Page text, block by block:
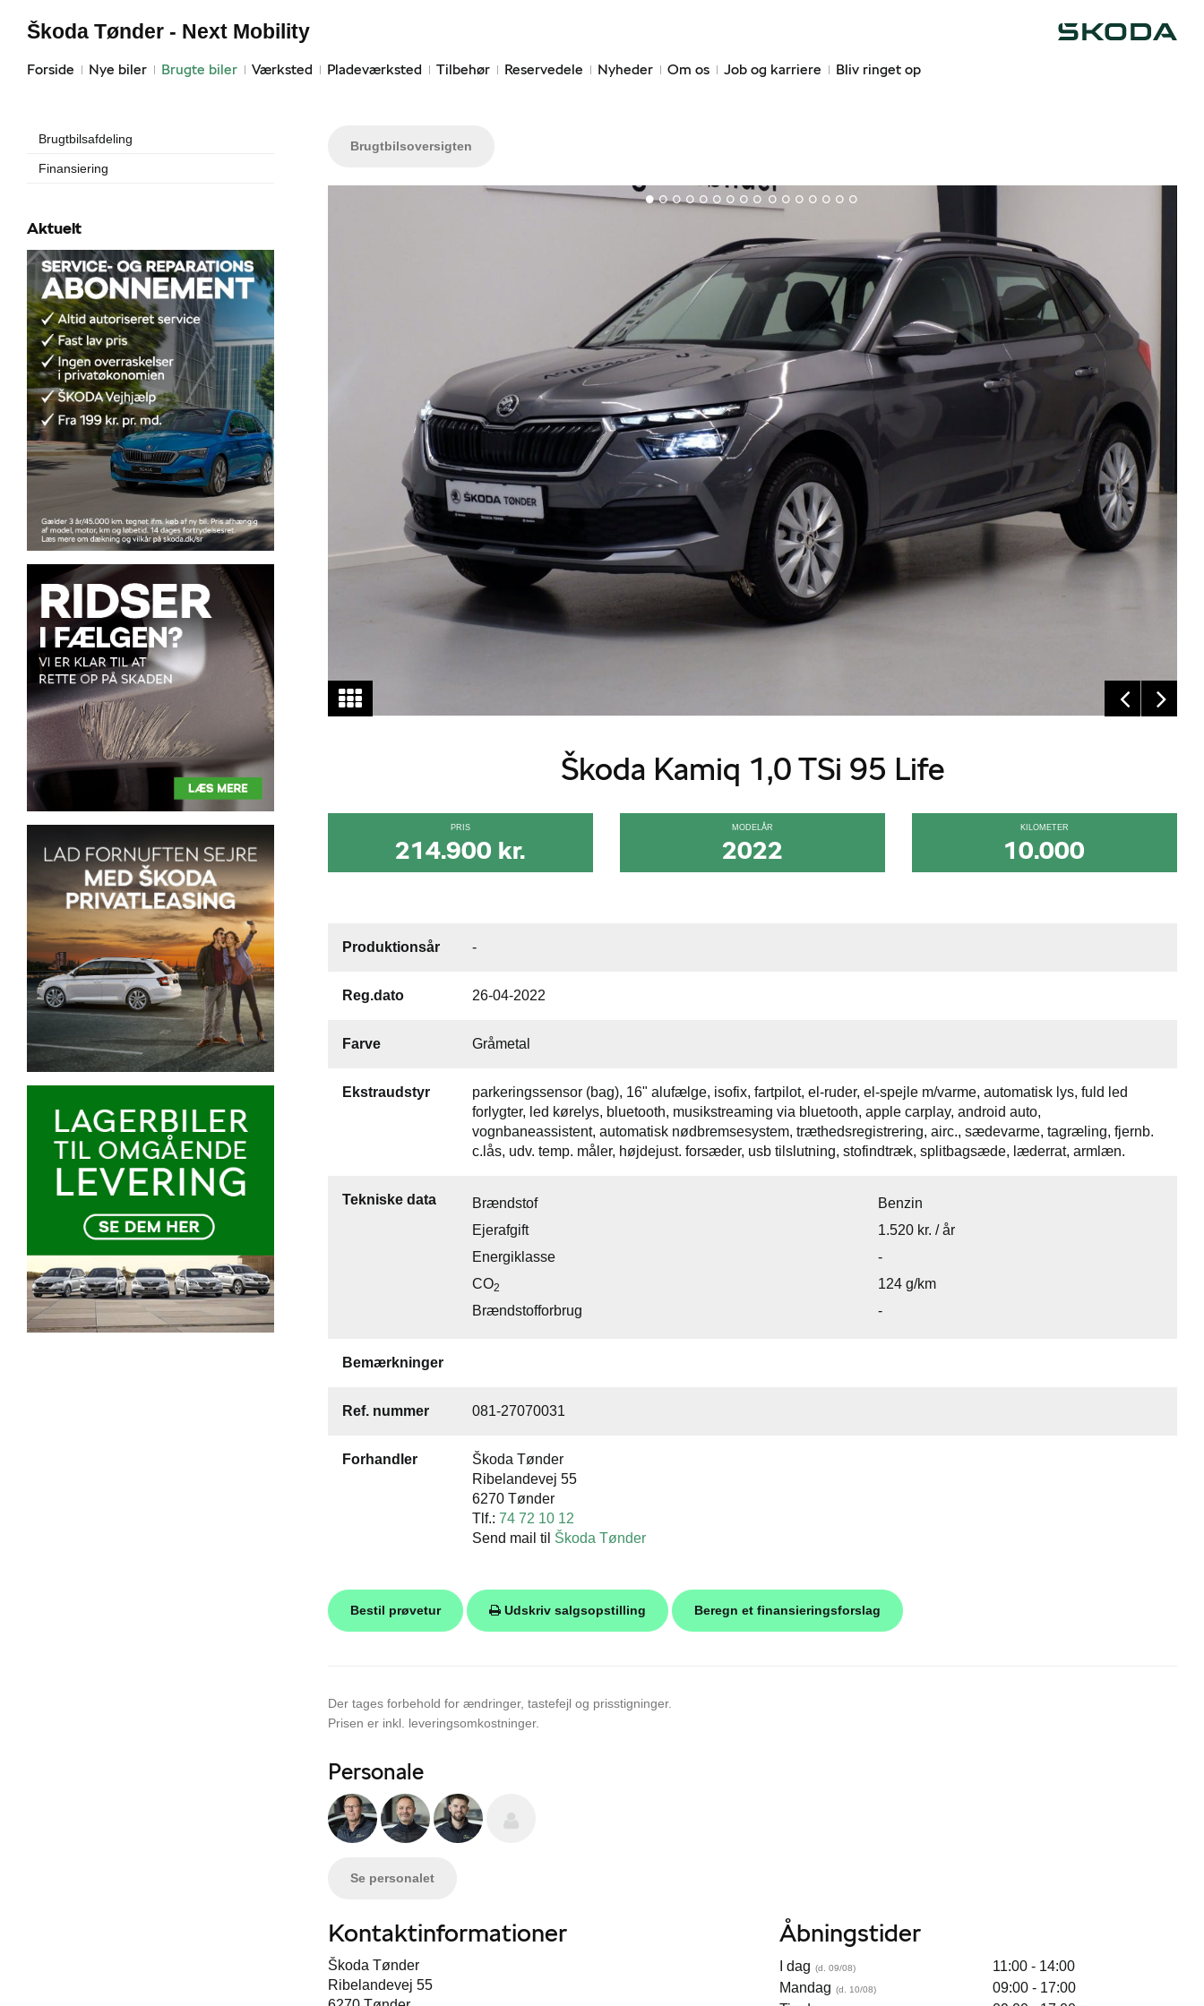
Forside Nye biler Brugte biler Værksted Pladeværksted Tilbehør Reservedele Nyheder Om os Job og karriere Bliv ringet op
Škoda Tønder - Next Mobility
Brugtbilsafdeling
Finansiering
Aktuelt
Brugtbilsoversigten
1 2 10 11 12 13 14 15 16
Škoda Kamiq 1,0 TSi 95 Life
PRIS
214.900 kr.
MODELÅR
2022
KILOMETER
10.000
Produktionsår -
Reg.dato 26-04-2022
Farve Gråmetal
Ekstraudstyr
parkeringssensor (bag), 16" alufælge, isofix, fartpilot, el-ruder, el-spejle m/varme, automatisk lys, fuld led
forlygter, led kørelys, bluetooth, musikstreaming via bluetooth, apple carplay, android auto,
vognbaneassistent, automatisk nødbremsesystem, træthedsregistrering, airc., sædevarme, tagræling, fjernb.
c.lås, udv. temp. måler, højdejust. forsæder, usb tilslutning, stofindtræk, splitbagsæde, læderrat, armlæn.
Tekniske data Brændstof
Benzin
Ejerafgift
1.520 kr. / år
Energiklasse
-
CO2
124 g/km
Brændstofforbrug
-
Bemærkninger
Ref. nummer 081-27070031
Forhandler
Škoda Tønder
Ribelandevej 55
6270 Tønder
Tlf.: 74 72 10 12
Send mail til Škoda Tønder
Bestil prøvetur Udskriv salgsopstilling Beregn et finansieringsforslag
Der tages forbehold for ændringer, tastefejl og prisstigninger.
Prisen er inkl. leveringsomkostninger.
Personale
Se personalet
Kontaktinformationer
Škoda Tønder
Ribelandevej 55
Åbningstider
I dag
11:00 - 14:00
Mandag
09:00 - 17:00